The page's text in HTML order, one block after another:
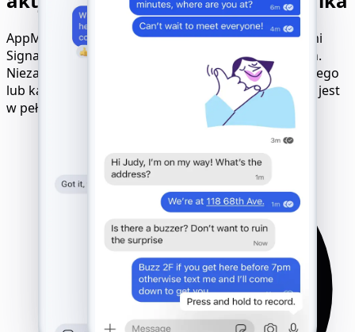
AppMessenger Tracker działa ze wszystkimi kontami
Signal na różnych urządzeniach i w różnych sieciach.
Niezależnie od modelu telefonu, systemu operacyjnego
lub karty SIM – śledzenie odbywa się zdalnie, cicho i jest
w pełni kompatybilne.